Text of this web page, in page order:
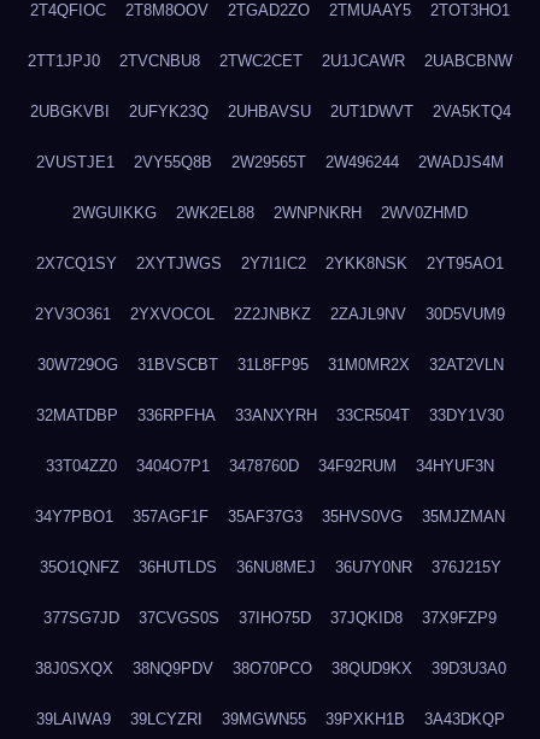
2T4QFIOC 2T8M8OOV 2TGAD2ZO 2TMUAAY5 2TOT3HO1
2TT1JPJ0 2TVCNBU8 2TWC2CET 2U1JCAWR 2UABCBNW
2UBGKVBI 2UFYK23Q 2UHBAVSU 2UT1DWVT 2VA5KTQ4
2VUSTJE1 2VY55Q8B 2W29565T 2W496244 2WADJS4M
2WGUIKKG 2WK2EL88 2WNPNKRH 2WV0ZHMD
2X7CQ1SY 2XYTJWGS 2Y7I1IC2 2YKK8NSK 2YT95AO1
2YV3O361 2YXVOCOL 2Z2JNBKZ 2ZAJL9NV 30D5VUM9
30W729OG 31BVSCBT 31L8FP95 31M0MR2X 32AT2VLN
32MATDBP 336RPFHA 33ANXYRH 33CR504T 33DY1V30
33T04ZZ0 3404O7P1 3478760D 34F92RUM 34HYUF3N
34Y7PBO1 357AGF1F 35AF37G3 35HVS0VG 35MJZMAN
35O1QNFZ 36HUTLDS 36NU8MEJ 36U7Y0NR 376J215Y
377SG7JD 37CVGS0S 37IHO75D 37JQKID8 37X9FZP9
38J0SXQX 38NQ9PDV 38O70PCO 38QUD9KX 39D3U3A0
39LAIWA9 39LCYZRI 39MGWN55 39PXKH1B 3A43DKQP